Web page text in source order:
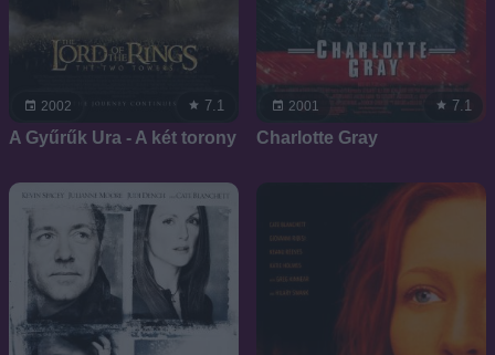
2002 7.1
A Gyűrűk Ura - A két torony
2001 7.1
Charlotte Gray